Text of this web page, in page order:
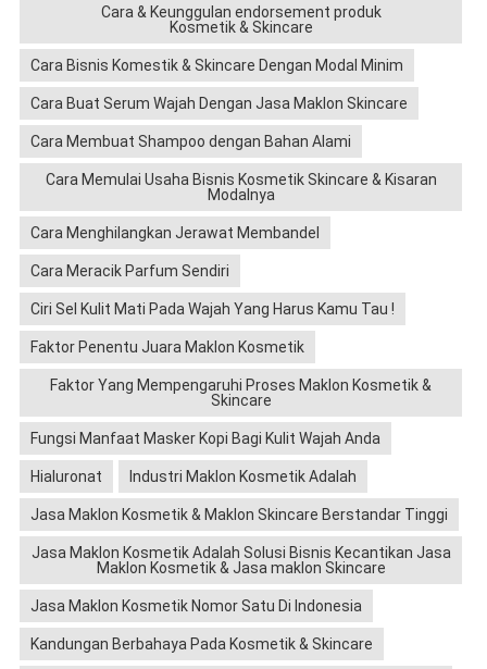
Cara & Keunggulan endorsement produk
Kosmetik & Skincare
Cara Bisnis Komestik & Skincare Dengan Modal Minim
Cara Buat Serum Wajah Dengan Jasa Maklon Skincare
Cara Membuat Shampoo dengan Bahan Alami
Cara Memulai Usaha Bisnis Kosmetik Skincare & Kisaran
Modalnya
Cara Menghilangkan Jerawat Membandel
Cara Meracik Parfum Sendiri
Ciri Sel Kulit Mati Pada Wajah Yang Harus Kamu Tau !
Faktor Penentu Juara Maklon Kosmetik
Faktor Yang Mempengaruhi Proses Maklon Kosmetik &
Skincare
Fungsi Manfaat Masker Kopi Bagi Kulit Wajah Anda
Hialuronat Industri Maklon Kosmetik Adalah
Jasa Maklon Kosmetik & Maklon Skincare Berstandar Tinggi
Jasa Maklon Kosmetik Adalah Solusi Bisnis Kecantikan Jasa
Maklon Kosmetik & Jasa maklon Skincare
Jasa Maklon Kosmetik Nomor Satu Di Indonesia
Kandungan Berbahaya Pada Kosmetik & Skincare